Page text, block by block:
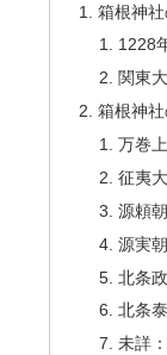
箱根神
1228
関東
箱根神
万巻
征夷
源頼朝
源実
北条
北条
未詳